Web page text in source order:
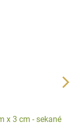
x 3 cm - sekané